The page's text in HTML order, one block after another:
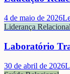
4 de maio de 2026
Liderança Relacional
Laboratório
30 de abril de 2026